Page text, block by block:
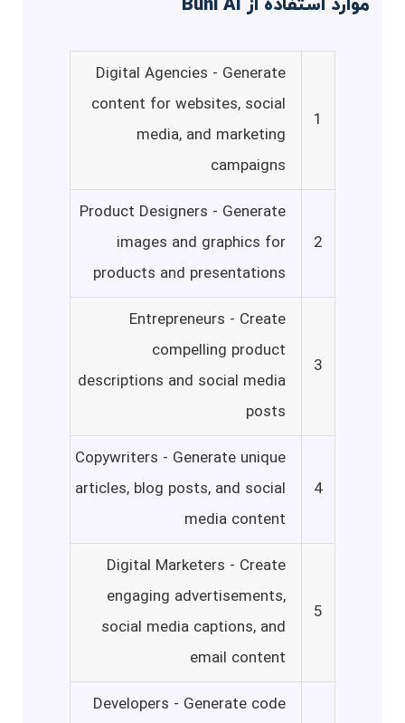
1
Digital Agencies - Generate
content for websites, social
media, and marketing
campaigns
2
Product Designers - Generate
images and graphics for
products and presentations
3
Entrepreneurs - Create
compelling product
descriptions and social media
posts
4
Copywriters - Generate unique
articles, blog posts, and social
media content
5
Digital Marketers - Create
engaging advertisements,
social media captions, and
email content
Developers - Generate code